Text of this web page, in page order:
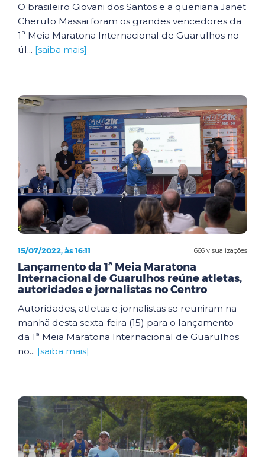
O brasileiro Giovani dos Santos e a queniana Janet
Cheruto Massai foram os grandes vencedores da
1ª Meia Maratona Internacional de Guarulhos no
úl... [saiba mais]
666 visualizações
15/07/2022, às 16:11
Lançamento da 1ª Meia Maratona
Internacional de Guarulhos reúne atletas,
autoridades e jornalistas no Centro
Autoridades, atletas e jornalistas se reuniram na
manhã desta sexta-feira (15) para o lançamento
da 1ª Meia Maratona Internacional de Guarulhos
no... [saiba mais]